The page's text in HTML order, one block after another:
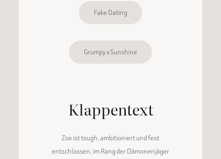
Fake Dating
Grumpy x Sunshine
Klappentext
Zoe ist tough, ambitioniert und fest
entschlossen, im Rang der Dämonenjäger